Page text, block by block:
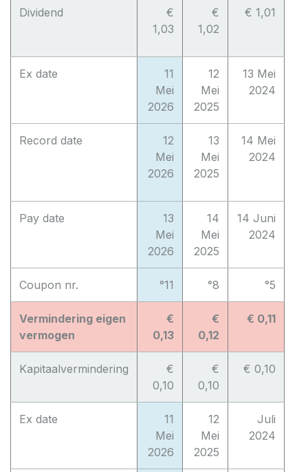
Dividend
€
1,03
€
1,02
€ 1,01
Ex date
11
Mei
2026
12
Mei
2025
13 Mei
2024
Record date
12
Mei
2026
13
Mei
2025
14 Mei
2024
Pay date
13
Mei
2026
14
Mei
2025
14 Juni
2024
Coupon nr. °11 °8 °5
Vermindering eigen
vermogen
€
0,13
€
0,12
€ 0,11
Kapitaalvermindering
€
0,10
€
0,10
€ 0,10
Ex date
11
Mei
2026
12
Mei
2025
Juli
2024